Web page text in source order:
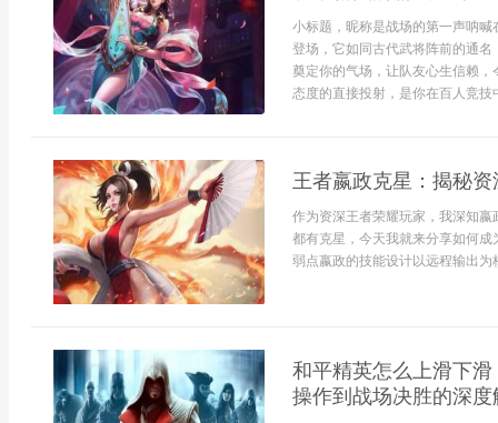
小标题，昵称是战场的第一声呐
登场，它如同古代武将阵前的通
奠定你的气场，让队友心生信赖
态度的直接投射，是你在百人竞
王者嬴政克星：揭秘
作为资深王者荣耀玩家，我深知
都有克星，今天我就来分享如何
弱点嬴政的技能设计以远程输出为
和平精英怎么上滑下
操作到战场决胜的深度